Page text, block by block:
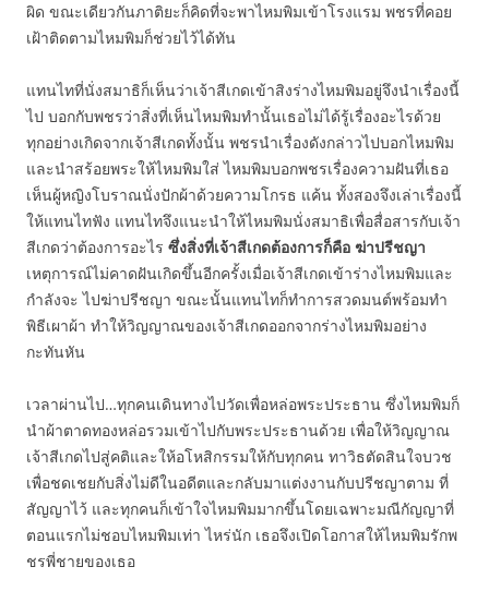
ผิด ขณะเดียวกันภาติยะก็คิดที่จะพาไหมพิมเข้าโรงแรม พชรที่คอย
เฝ้าติดตามไหมพิมก็ช่วยไว้ได้ทัน
แทนไทที่นั่งสมาธิก็เห็นว่าเจ้าสีเกดเข้าสิงร่างไหมพิมอยู่จึงนำเรื่องนี้
ไป บอกกับพชรว่าสิ่งที่เห็นไหมพิมทำนั้นเธอไม่ได้รู้เรื่องอะไรด้วย
ทุกอย่างเกิดจากเจ้าสีเกดทั้งนั้น พชรนำเรื่องดังกล่าวไปบอกไหมพิม
และนำสร้อยพระให้ไหมพิมใส่ ไหมพิมบอกพชรเรื่องความฝันที่เธอ
เห็นผู้หญิงโบราณนั่งปักผ้าด้วยความโกรธ แค้น ทั้งสองจึงเล่าเรื่องนี้
ให้แทนไทฟัง แทนไทจึงแนะนำให้ไหมพิมนั่งสมาธิเพื่อสื่อสารกับเจ้า
สีเกดว่าต้องการอะไร ซึ่งสิ่งที่เจ้าสีเกดต้องการก็คือ ฆ่าปรีชญา
เหตุการณ์ไม่คาดฝันเกิดขึ้นอีกครั้งเมื่อเจ้าสีเกดเข้าร่างไหมพิมและ
กำลังจะ ไปฆ่าปรีชญา ขณะนั้นแทนไทก็ทำการสวดมนต์พร้อมทำ
พิธีเผาผ้า ทำให้วิญญาณของเจ้าสีเกดออกจากร่างไหมพิมอย่าง
กะทันหัน
เวลาผ่านไป…ทุกคนเดินทางไปวัดเพื่อหล่อพระประธาน ซึ่งไหมพิมก็
นำผ้าตาดทองหล่อรวมเข้าไปกับพระประธานด้วย เพื่อให้วิญญาณ
เจ้าสีเกดไปสู่คติและให้อโหสิกรรมให้กับทุกคน ทาวิธตัดสินใจบวช
เพื่อชดเชยกับสิ่งไม่ดีในอดีตและกลับมาแต่งงานกับปรีชญาตาม ที่
สัญญาไว้ และทุกคนก็เข้าใจไหมพิมมากขึ้นโดยเฉพาะมณีกัญญาที่
ตอนแรกไม่ชอบไหมพิมเท่า ไหร่นัก เธอจึงเปิดโอกาสให้ไหมพิมรักพ
ชรพี่ชายของเธอ